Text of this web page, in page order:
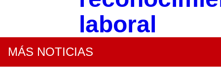
laboral
MÁS NOTICIAS